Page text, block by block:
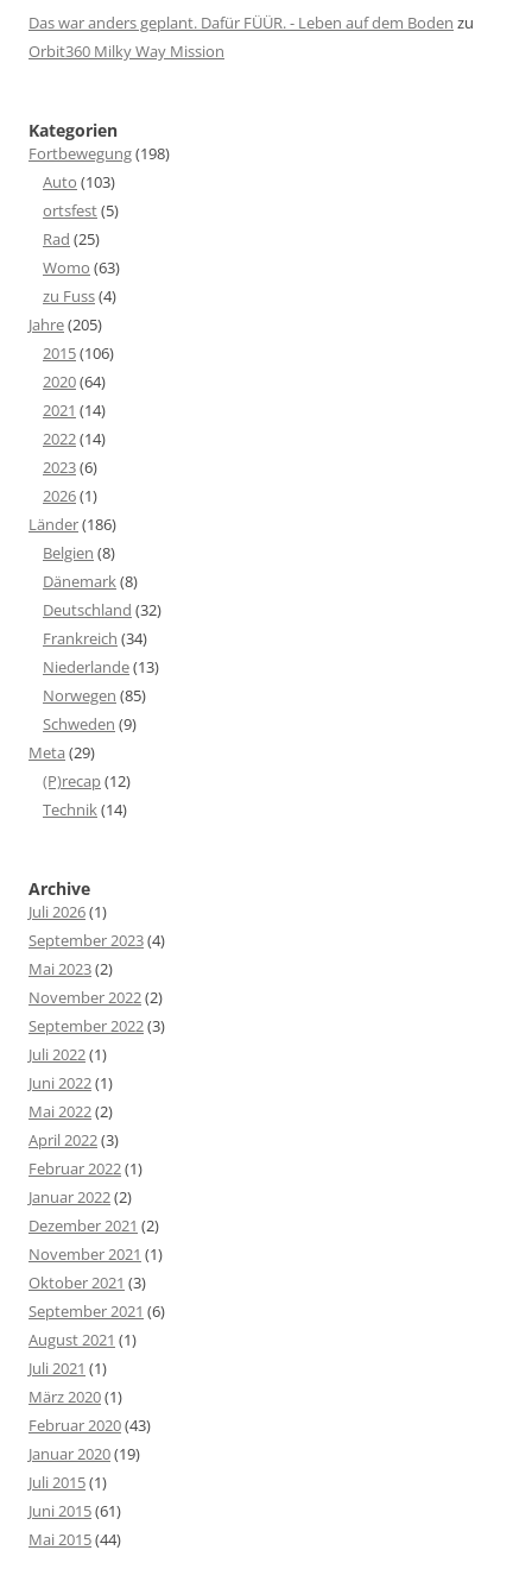
Das war anders geplant. Dafür FÜÜR. - Leben auf dem Boden zu
Orbit360 Milky Way Mission
Kategorien
Fortbewegung(198)
Auto (103)
ortsfest(5)
Rad (25)
Womo (63)
zu Fuss(4)
Jahre(205)
2015(106)
2020(64)
2021 (14)
2022(14)
2023(6)
2026(1)
Länder(186)
Belgien (8)
Dänemark(8)
Deutschland (32)
Frankreich (34)
Niederlande(13)
Norwegen (85)
Schweden (9)
Meta (29)
(P)recap(12)
Technik(14)
Archive
Juli 2026(1)
September 2023(4)
Mai 2023(2)
November 2022(2)
September 2022(3)
Juli 2022(1)
Juni 2022(1)
Mai 2022(2)
April 2022(3)
Februar 2022(1)
Januar 2022(2)
Dezember 2021 (2)
November 2021 (1)
Oktober 2021 (3)
September 2021 (6)
August 2021 (1)
Juli 2021 (1)
März 2020(1)
Februar 2020(43)
Januar 2020(19)
Juli 2015(1)
Juni 2015(61)
Mai 2015(44)